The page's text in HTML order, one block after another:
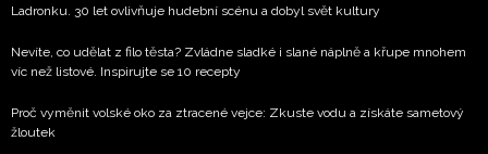
Ladronku. 30 let ovlivňuje hudební scénu a dobyl svět kultury
Nevíte, co udělat z filo těsta? Zvládne sladké i slané náplně a křupe mnohem
víc než listové. Inspirujte se 10 recepty
Proč vyměnit volské oko za ztracené vejce: Zkuste vodu a získáte sametový
žloutek